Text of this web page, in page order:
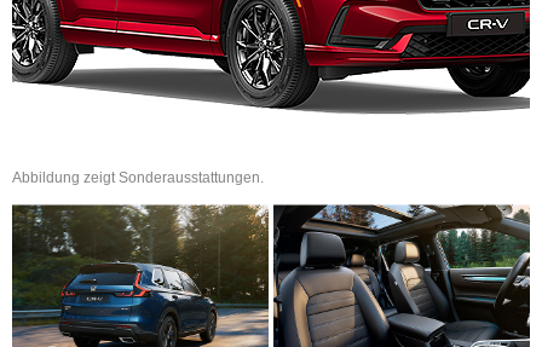
Abbildung zeigt Sonderausstattungen.